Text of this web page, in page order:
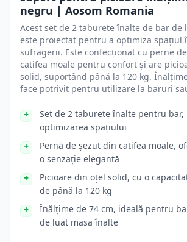
negru | Aosom Romania
Acest set de 2 taburete înalte de bar de
este proiectat pentru a optimiza spațiul
sufragerii. Este confecționat cu perne
catifea moale pentru confort și are
solid, suportând până la 120 kg.
face potrivit pentru utilizare la baruri
Set de 2 taburete înalte pentru
optimizarea spațiului
Pernă de șezut din catifea moale,
o senzație elegantă
Picioare din oțel solid, cu o
de până la 120 kg
Înălțime de 74 cm, ideală pentru
de luat masa înalte